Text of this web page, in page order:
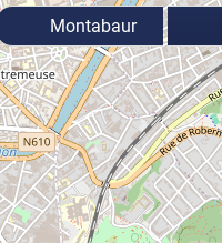
Montabaur